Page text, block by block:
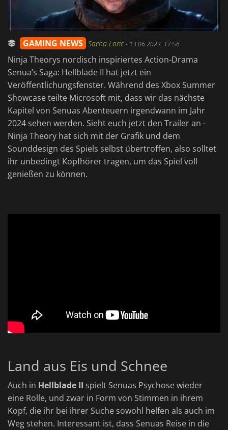
GAMING NEWS Sacha Loric- 13.06.2023, 17:56
Ninja Theorys nordisch inspiriertes Action-Drama
Senua’s Saga: Hellblade II hat jetzt ein
Veröffentlichungsfenster. Während des Xbox Summer
Showcase teilte Microsoft mit, dass wir das nächste
Kapitel von Senuas Abenteuern irgendwann im Jahr
2024 sehen werden. Sieht euch jetzt den Trailer an -
Ninja Theory hat sich mit der Grafik und dem
Sounddesign des Spiels selbst übertroffen, also solltet
ihr unbedingt Kopfhörer tragen, um das Spiel voll
genießen zu können.
Land aus Eis und Schnee
Auch in Hellblade II spielt Senuas Psychose wieder
eine Rolle, und zwar in Form von Stimmen in ihrem
Kopf, die ihr bei ihrer Suche sowohl helfen als auch im
Weg stehen. Interessant ist, dass Senuas Reise in die